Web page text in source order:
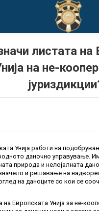
листата на
на не-
Унија работи на
даночно управување.
природа и нелојалната
и решавање на
на даноците со кои се
на Европската Унија за не-